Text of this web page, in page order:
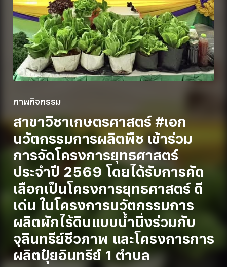
ภาพกิจกรรม
สาขาวิชาเกษตรศาสตร์ #เอก
นวัตกรรมการผลิตพืช เข้าร่วม
การจัดโครงการยุทธศาสตร์
ประจำปี 2569 โดยได้รับการคัด
เลือกเป็นโครงการยุทธศาสตร์ ดี
เด่น ในโครงการนวัตกรรมการ
ผลิตผักไร้ดินแบบน้ำนิ่งร่วมกับ
จุลินทรีย์ชีวภาพ และโครงการการ
ผลิตปุ๋ยอินทรีย์ 1 ตำบล